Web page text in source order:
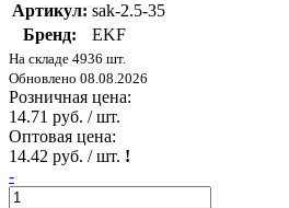
Артикул: sak-2.5-35
Бренд:
EKF
На складе 4936 шт.
Обновлено 08.08.2026
Розничная цена:
14.71 руб. / шт.
Оптовая цена:
14.42 руб. / шт. !
-